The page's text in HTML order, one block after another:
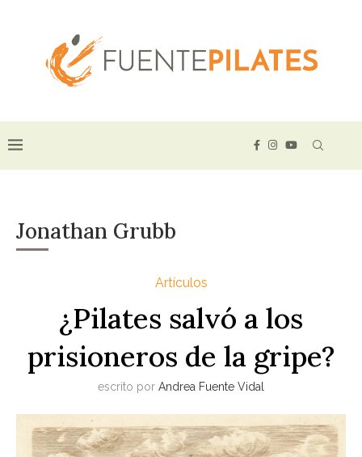
Jonathan Grubb
Artículos
¿Pilates salvó a los
prisioneros de la gripe?
escrito por Andrea Fuente Vidal